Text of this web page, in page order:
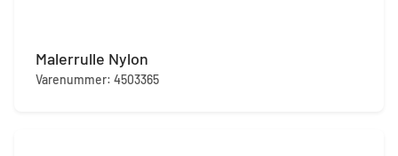
Malerrulle Nylon
Varenummer: 4503365